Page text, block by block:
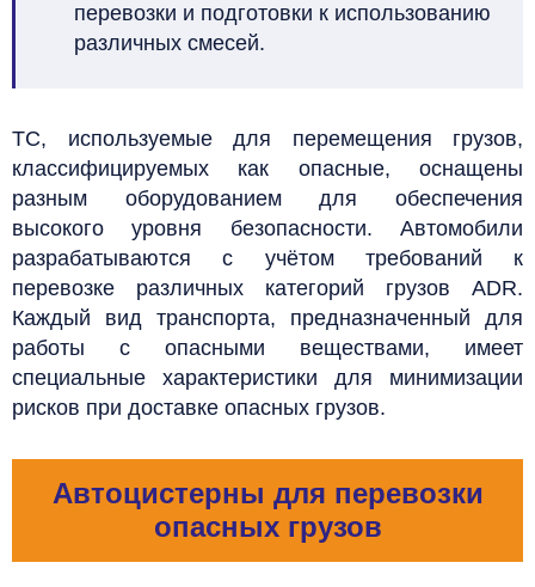
перевозки и подготовки к использованию
различных смесей.
ТС, используемые для перемещения грузов,
классифицируемых как опасные, оснащены
разным оборудованием для обеспечения
высокого уровня безопасности. Автомобили
разрабатываются с учётом требований к
перевозке различных категорий грузов ADR.
Каждый вид транспорта, предназначенный для
работы с опасными веществами, имеет
специальные характеристики для минимизации
рисков при доставке опасных грузов.
Автоцистерны для перевозки
опасных грузов